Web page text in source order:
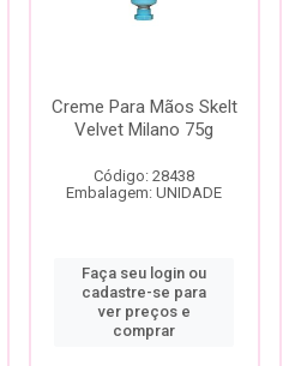
Creme Para Mãos Skelt
Velvet Milano 75g
Código: 28438
Embalagem: UNIDADE
Faça seu login ou
cadastre-se para
ver preços e
comprar